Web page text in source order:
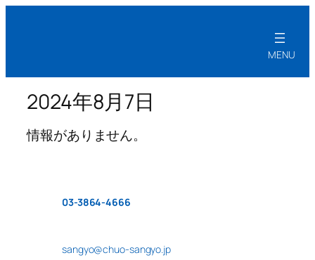
2024年8月7日
情報がありません。
03-3864-4666
sangyo@chuo-sangyo.jp